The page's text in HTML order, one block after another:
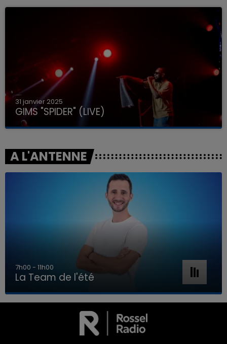
LA TEAM DE L'ÉTÉ
31 janvier 2025
GIMS "SPIDER" (LIVE)
A L'ANTENNE
7h00 - 11h00
La Team de l'été